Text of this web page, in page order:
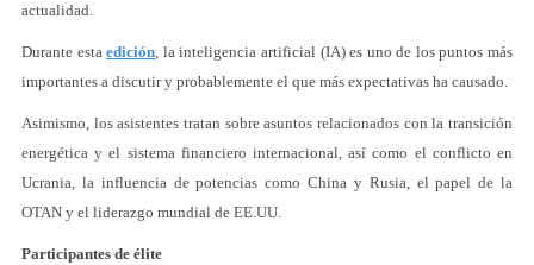
actualidad.
Durante estaedición, la inteligencia artificial (IA) es uno de los puntos más
importantes a discutir y probablemente el que más expectativas ha causado.
Asimismo, los asistentes tratan sobre asuntos relacionados con la transición
energética y el sistema financiero internacional, así como el conflicto en
Ucrania, la influencia de potencias como China y Rusia, el papel de la
OTAN y el liderazgo mundial de EE.UU.
Participantes de élite